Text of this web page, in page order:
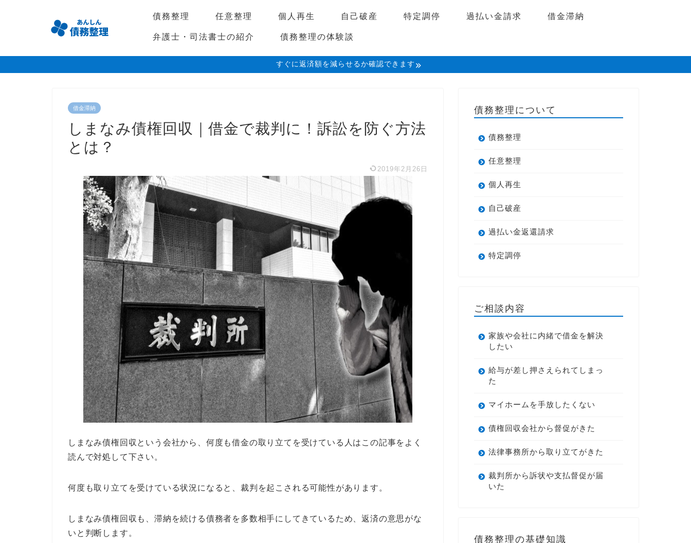
債務整理 任意整理 個人再生 自己破産 特定調停 過払い金請求
借金滞納
弁護士・司法書士の紹介
債務整理の体験談
すぐに返済額を減らせるか確認できます
借金滞納
しまなみ債権回収｜借金で裁判に！訴訟を防ぐ方法
とは？
2019年2月26日
しまなみ債権回収という会社から、何度も借金の取り立てを受けている人はこの記事をよく
読んで対処して下さい。
何度も取り立てを受けている状況になると、裁判を起こされる可能性があります。
しまなみ債権回収も、滞納を続ける債務者を多数相手にしてきているため、返済の意思がな
いと判断します。
債務整理について
債務整理
任意整理
個人再生
自己破産
過払い金返還請求
特定調停
ご相談内容
家族や会社に内緒で借金を解決
したい
給与が差し押さえられてしまっ
た
マイホームを手放したくない
債権回収会社から督促がきた
法律事務所から取り立てがきた
裁判所から訴状や支払督促が届
いた
債務整理の基礎知識